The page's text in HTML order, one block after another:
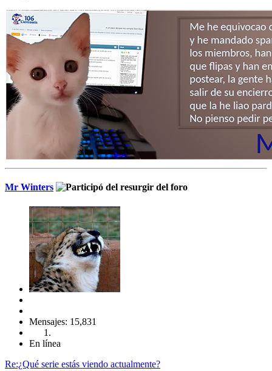
Mr Winters
Mensajes: 15,831
En línea
Re:¿Qué serie estás viendo actualmente?